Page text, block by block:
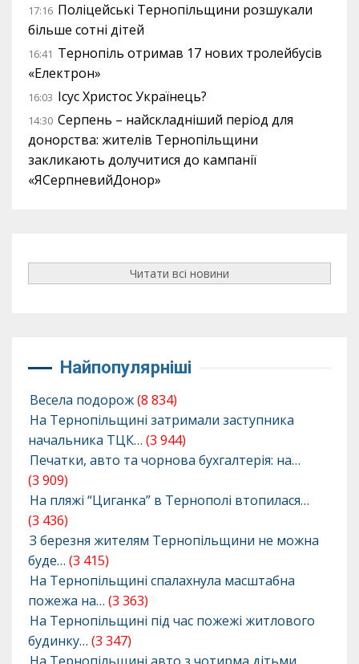
17:16 Поліцейські Тернопільщини розшукали
більше сотні дітей
16:41 Тернопіль отримав 17 нових тролейбусів
«Електрон»
16:03 Ісус Христос Українець?
14:30 Серпень – найскладніший період для
донорства: жителів Тернопільщини
закликають долучитися до кампанії
«ЯСерпневийДонор»
Читати всі новини
Найпопулярніші
Весела подорож(8 834)
На Тернопільщині затримали заступника
начальника ТЦК… (3 944)
Печатки, авто та чорнова бухгалтерія: на…
(3 909)
На пляжі “Циганка” в Тернополі втопилася…
(3 436)
З березня жителям Тернопільщини не можна
буде… (3 415)
На Тернопільщині спалахнула масштабна
пожежа на… (3 363)
На Тернопільщині під час пожежі житлового
будинку… (3 347)